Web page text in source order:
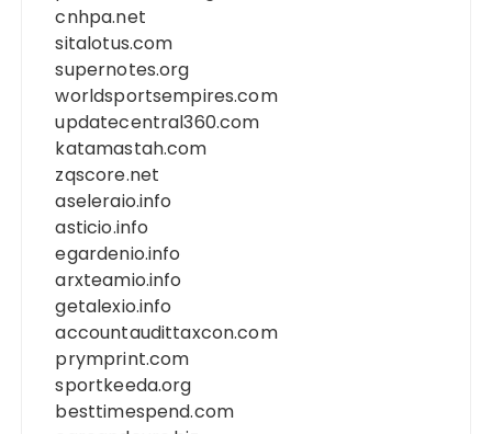
cnhpa.net
sitalotus.com
supernotes.org
worldsportsempires.com
updatecentral360.com
katamastah.com
zqscore.net
aseleraio.info
asticio.info
egardenio.info
arxteamio.info
getalexio.info
accountaudittaxcon.com
prymprint.com
sportkeeda.org
besttimespend.com